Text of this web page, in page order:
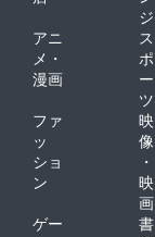
ジ
アニ
メ・
漫画
ス
ポ
ー
ツ
ファ
ッ
ショ
ン
映
像
・
映
画
ゲー
書